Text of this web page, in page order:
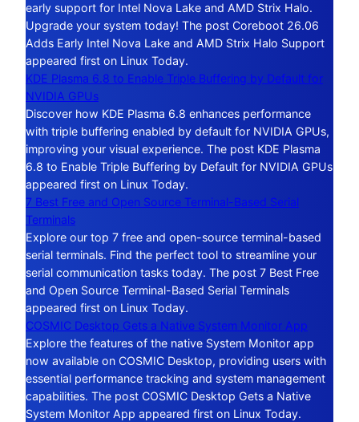
early support for Intel Nova Lake and AMD Strix Halo.
Upgrade your system today! The post Coreboot 26.06
Adds Early Intel Nova Lake and AMD Strix Halo Support
appeared first on Linux Today.
KDE Plasma 6.8 to Enable Triple Buffering by Default for
NVIDIA GPUs
Discover how KDE Plasma 6.8 enhances performance
with triple buffering enabled by default for NVIDIA GPUs,
improving your visual experience. The post KDE Plasma
6.8 to Enable Triple Buffering by Default for NVIDIA GPUs
appeared first on Linux Today.
7 Best Free and Open Source Terminal-Based Serial
Terminals
Explore our top 7 free and open-source terminal-based
serial terminals. Find the perfect tool to streamline your
serial communication tasks today. The post 7 Best Free
and Open Source Terminal-Based Serial Terminals
appeared first on Linux Today.
COSMIC Desktop Gets a Native System Monitor App
Explore the features of the native System Monitor app
now available on COSMIC Desktop, providing users with
essential performance tracking and system management
capabilities. The post COSMIC Desktop Gets a Native
System Monitor App appeared first on Linux Today.